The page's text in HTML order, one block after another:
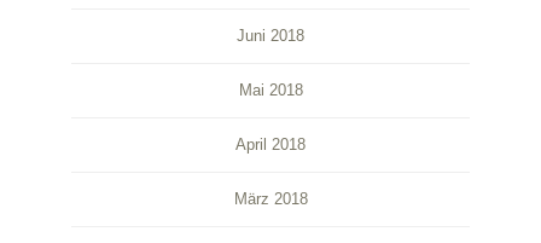
Juni 2018
Mai 2018
April 2018
März 2018